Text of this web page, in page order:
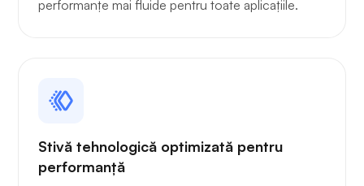
performanțe mai fluide pentru toate aplicațiile.
Stivă tehnologică optimizată pentru
performanță